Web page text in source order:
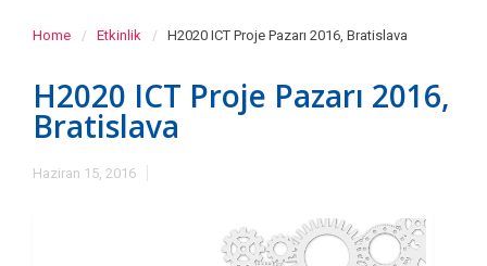
Home Etkinlik H2020 ICT Proje Pazarı 2016, Bratislava
H2020 ICT Proje Pazarı 2016,
Bratislava
Haziran 15, 2016